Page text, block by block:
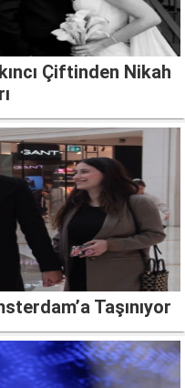
Çiftinden Nikah
Taşınıyor